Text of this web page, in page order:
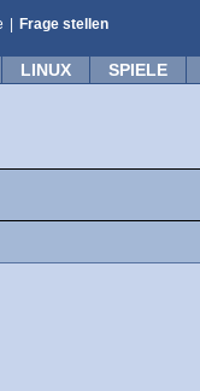
Frage stellen
LINUX SPIELE